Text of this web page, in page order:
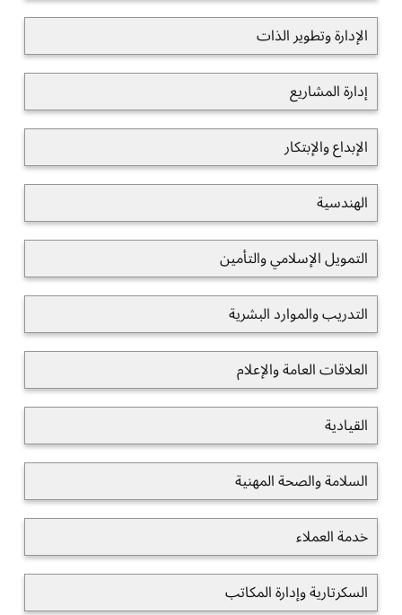
الإدارة وتطوير الذات
إدارة المشاريع
الإبداع والإبتكار
الهندسية
التمويل الإسلامي والتأمين
التدريب والموارد البشرية
العلاقات العامة والإعلام
القيادية
السلامة والصحة المهنية
خدمة العملاء
السكرتارية وإدارة المكاتب